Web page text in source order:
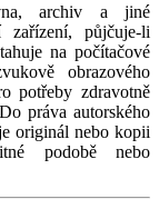
archiv a jiné
zařízení, půjčuje-li
na počítačové
obrazového
potřeby zdravotně
práva autorského
originál nebo kopii
podobě nebo